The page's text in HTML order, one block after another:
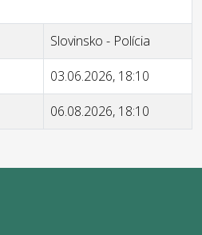
Slovinsko - Polícia
03.06.2026, 18:10
06.08.2026, 18:10